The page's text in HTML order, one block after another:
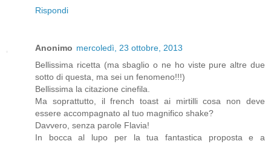
Rispondi
Anonimo mercoledì, 23 ottobre, 2013
Bellissima ricetta (ma sbaglio o ne ho viste pure altre due
sotto di questa, ma sei un fenomeno!!!)
Bellissima la citazione cinefila.
Ma soprattutto, il french toast ai mirtilli cosa non deve
essere accompagnato al tuo magnifico shake?
Davvero, senza parole Flavia!
In bocca al lupo per la tua fantastica proposta e a